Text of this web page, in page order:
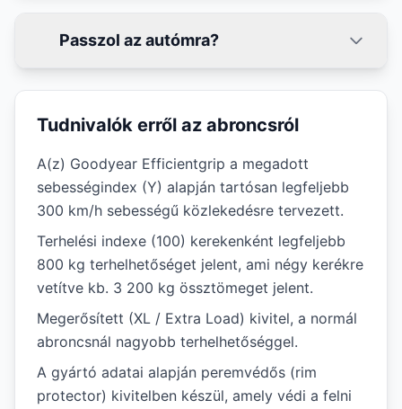
Passzol az autómra?
Tudnivalók erről az abroncsról
A(z) Goodyear Efficientgrip a megadott
sebességindex (Y) alapján tartósan legfeljebb
300 km/h sebességű közlekedésre tervezett.
Terhelési indexe (100) kerekenként legfeljebb
800 kg terhelhetőséget jelent, ami négy kerékre
vetítve kb. 3 200 kg össztömeget jelent.
Megerősített (XL / Extra Load) kivitel, a normál
abroncsnál nagyobb terhelhetőséggel.
A gyártó adatai alapján peremvédős (rim
protector) kivitelben készül, amely védi a felni